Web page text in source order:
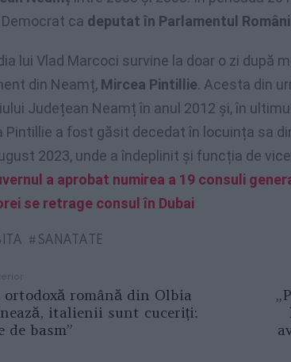
ca deputat în Parlamentul
lui Vlad Marcoci survine la doar o zi după
din Neamț, Mircea Pintillie. Acesta din
Județean Neamț în anul 2012 și, în
Pintillie a fost găsit decedat în locuința sa
2023, unde a îndeplinit și funcția de
a aprobat numirea a 19 consuli
se retrage consul în Dubai
SANATATE
ortodoxă română din Olbia
italienii sunt cuceriți:
de basm”